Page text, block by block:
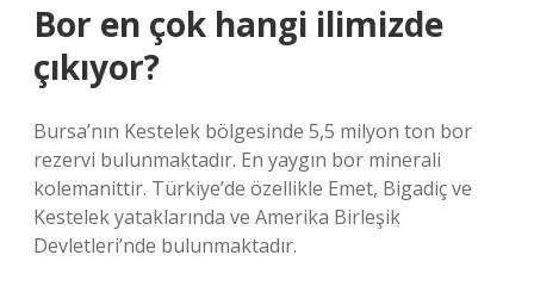
Bor en çok hangi ilimizde
çıkıyor?
Bursa’nın Kestelek bölgesinde 5,5 milyon ton bor
rezervi bulunmaktadır. En yaygın bor minerali
kolemanittir. Türkiye’de özellikle Emet, Bigadiç ve
Kestelek yataklarında ve Amerika Birleşik
Devletleri’nde bulunmaktadır.